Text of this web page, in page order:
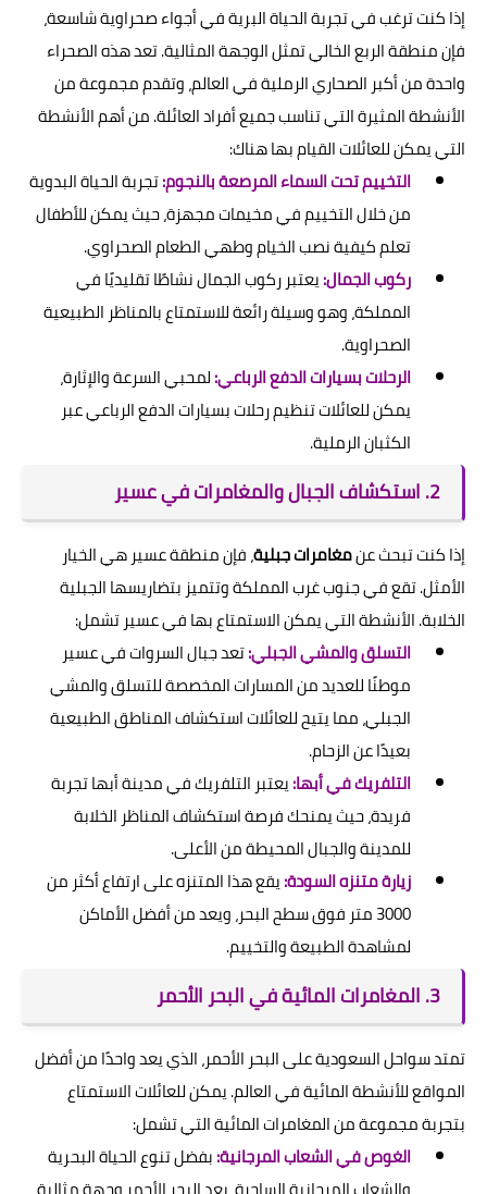
إذا كنت ترغب في تجربة الحياة البرية في أجواء صحراوية شاسعة،
فإن منطقة الربع الخالي تمثل الوجهة المثالية. تعد هذه الصحراء
واحدة من أكبر الصحاري الرملية في العالم، وتقدم مجموعة من
الأنشطة المثيرة التي تناسب جميع أفراد العائلة. من أهم الأنشطة
التي يمكن للعائلات القيام بها هناك:
التخييم تحت السماء المرصعة بالنجوم:تجربة الحياة البدوية
من خلال التخييم في مخيمات مجهزة، حيث يمكن للأطفال
تعلم كيفية نصب الخيام وطهي الطعام الصحراوي.
ركوب الجمال:يعتبر ركوب الجمال نشاطًا تقليديًا في
المملكة، وهو وسيلة رائعة للاستمتاع بالمناظر الطبيعية
الصحراوية.
الرحلات بسيارات الدفع الرباعي:لمحبي السرعة والإثارة،
يمكن للعائلات تنظيم رحلات بسيارات الدفع الرباعي عبر
الكثبان الرملية.
2. استكشاف الجبال والمغامرات في عسير
إذا كنت تبحث عنمغامرات جبلية، فإن منطقة عسير هي الخيار
الأمثل. تقع في جنوب غرب المملكة وتتميز بتضاريسها الجبلية
الخلابة. الأنشطة التي يمكن الاستمتاع بها في عسير تشمل:
التسلق والمشي الجبلي:تعد جبال السروات في عسير
موطنًا للعديد من المسارات المخصصة للتسلق والمشي
الجبلي، مما يتيح للعائلات استكشاف المناطق الطبيعية
بعيدًا عن الزحام.
التلفريك في أبها:يعتبر التلفريك في مدينة أبها تجربة
فريدة، حيث يمنحك فرصة استكشاف المناظر الخلابة
للمدينة والجبال المحيطة من الأعلى.
زيارة متنزه السودة:يقع هذا المتنزه على ارتفاع أكثر من
3000 متر فوق سطح البحر، ويعد من أفضل الأماكن
لمشاهدة الطبيعة والتخييم.
3. المغامرات المائية في البحر الأحمر
تمتد سواحل السعودية على البحر الأحمر، الذي يعد واحدًا من أفضل
المواقع للأنشطة المائية في العالم. يمكن للعائلات الاستمتاع
بتجربة مجموعة من المغامرات المائية التي تشمل:
الغوص في الشعاب المرجانية:بفضل تنوع الحياة البحرية